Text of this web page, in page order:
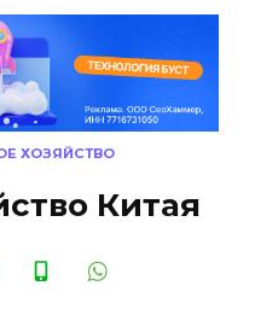
ХОЗЯЙСТВО
Китая